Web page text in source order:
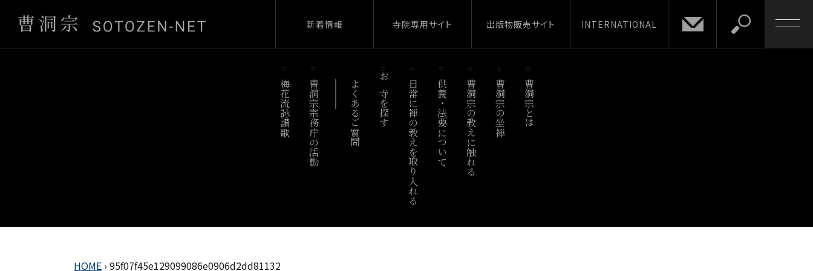
新着情報 寺院専用サイト 出版物販売サイト INTERNATIONAL
梅花流詠讃歌 曹洞宗宗務庁の活動 よくあるご質問 お寺を探す 日常に禅の教えを取り入れる 供養・法要について 曹洞宗の教えに触れる 曹洞宗の坐禅 曹洞宗とは
HOME › 95f07f45e129099086e0906d2dd81132